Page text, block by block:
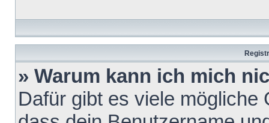
» Warum kann ich mich
Dafür gibt es viele